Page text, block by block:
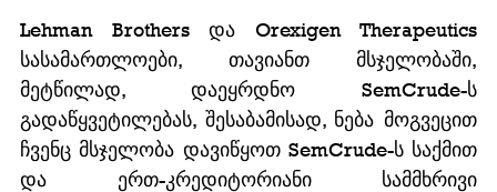
Lehman Brothers და Orexigen Therapeutics
სასამართლოები, თავიანთ მსჯელობაში,
მეტწილად, დაეყრდნო SemCrude-ს
გადაწყვეტილებას, შესაბამისად, ნება მოგვეცით
ჩვენც მსჯელობა დავიწყოთ SemCrude-ს საქმით
და ერთ-კრედიტორიანი სამმხრივი